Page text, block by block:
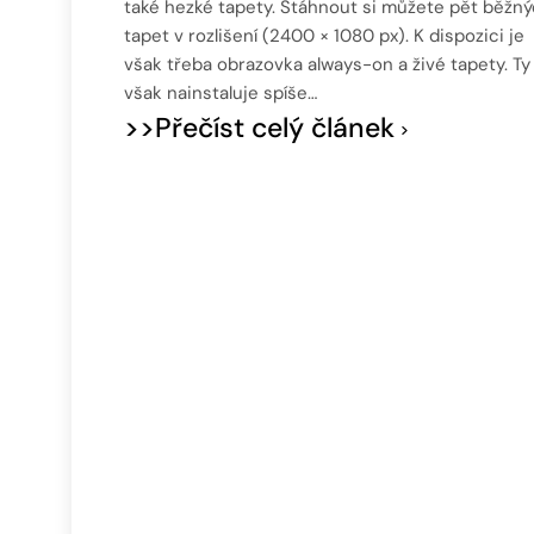
také hezké tapety. Stáhnout si můžete pět
tapet v rozlišení (2400 × 1080 px). K dispozici je
však třeba obrazovka always-on a živé tapety. Ty
však nainstaluje spíše…
>>Přečíst celý článek